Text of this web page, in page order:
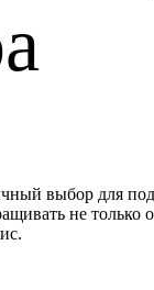
выбор для
не только